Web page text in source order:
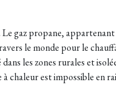
gaz propane,
le monde pour le
les zones rurales et
chaleur est impossible en